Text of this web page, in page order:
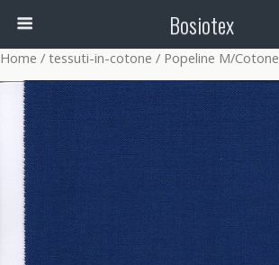
Bosiotex
Home / tessuti-in-cotone / Popeline M/Cotone